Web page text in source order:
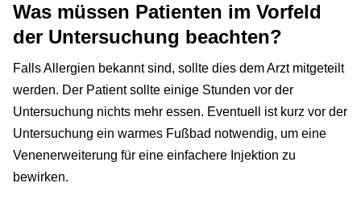
Was müssen Patienten im Vorfeld
der Untersuchung beachten?
Falls Allergien bekannt sind, sollte dies dem Arzt mitgeteilt
werden. Der Patient sollte einige Stunden vor der
Untersuchung nichts mehr essen. Eventuell ist kurz vor der
Untersuchung ein warmes Fußbad notwendig, um eine
Venenerweiterung für eine einfachere Injektion zu
bewirken.